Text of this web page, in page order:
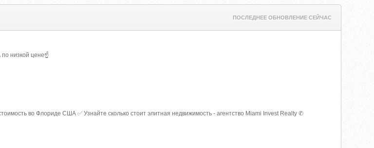
ПОСЛЕДНЕЕ ОБНОВЛЕНИЕ СЕЙЧАС
низкой цене☝
во Флориде США ✅ Узнайте сколько стоит элитная недвижимость - агентство Miami Invest Realty ✆